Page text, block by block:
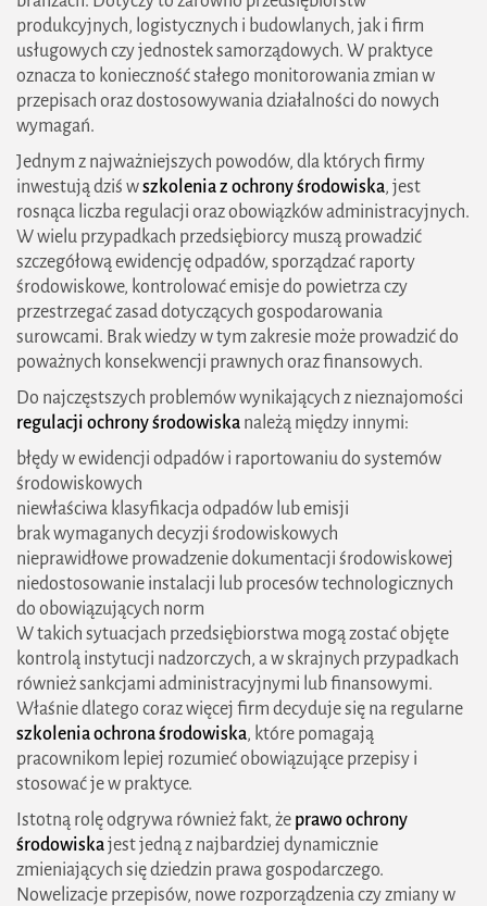
produkcyjnych, logistycznych i budowlanych, jak i firm
usługowych czy jednostek samorządowych. W praktyce
oznacza to konieczność stałego monitorowania zmian w
przepisach oraz dostosowywania działalności do nowych
wymagań.
Jednym z najważniejszych powodów, dla których firmy
inwestują dziś wszkolenia z ochrony środowiska, jest
rosnąca liczba regulacji oraz obowiązków administracyjnych.
W wielu przypadkach przedsiębiorcy muszą prowadzić
szczegółową ewidencję odpadów, sporządzać raporty
środowiskowe, kontrolować emisje do powietrza czy
przestrzegać zasad dotyczących gospodarowania
surowcami. Brak wiedzy w tym zakresie może prowadzić do
poważnych konsekwencji prawnych oraz finansowych.
Do najczęstszych problemów wynikających z nieznajomości
regulacji ochrony środowiska należą między innymi:
błędy w ewidencji odpadów i raportowaniu do systemów
środowiskowych
niewłaściwa klasyfikacja odpadów lub emisji
brak wymaganych decyzji środowiskowych
nieprawidłowe prowadzenie dokumentacji środowiskowej
niedostosowanie instalacji lub procesów technologicznych
do obowiązujących norm
W takich sytuacjach przedsiębiorstwa mogą zostać objęte
kontrolą instytucji nadzorczych, a w skrajnych przypadkach
również sankcjami administracyjnymi lub finansowymi.
Właśnie dlatego coraz więcej firm decyduje się na regularne
szkolenia ochrona środowiska, które pomagają
pracownikom lepiej rozumieć obowiązujące przepisy i
stosować je w praktyce.
Istotną rolę odgrywa również fakt, że prawo ochrony
środowiskajest jedną z najbardziej dynamicznie
zmieniających się dziedzin prawa gospodarczego.
Nowelizacje przepisów, nowe rozporządzenia czy zmiany w